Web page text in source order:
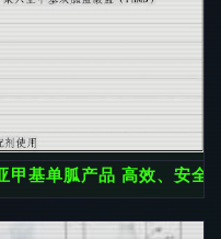
甲基单胍产品 高效、安全